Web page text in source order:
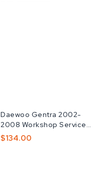
공
급
업
Daewoo Gentra 2002-
2008 Workshop Service
Manual
정
$134.00